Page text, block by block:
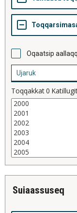
Oqaatsip
Toqqakkat0
suiaassuseq